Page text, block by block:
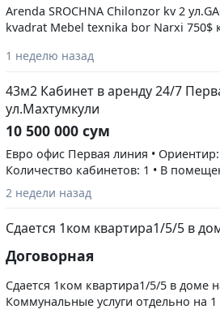
Arenda SROCHNA Chilonzor kv 2
kvadrat Mebel texnika bor Narxi 750$
1 неделю назад
43м2 Кабинет в аренду 24/7
ул.Махтумкули
10 500 000 сум
Евро офис Первая линия •
Количество кабинетов: 1 • В
Кондиционер, отопление. • На этаже
раздельные с/у, лифт • Доступ 24/7 •
месяца аренды
2 недели назад
Сдается 1ком квартира1/5/5 в
Договорная
Сдается 1ком квартира1/5/5 в доме
Коммунальные услуги отдельно на